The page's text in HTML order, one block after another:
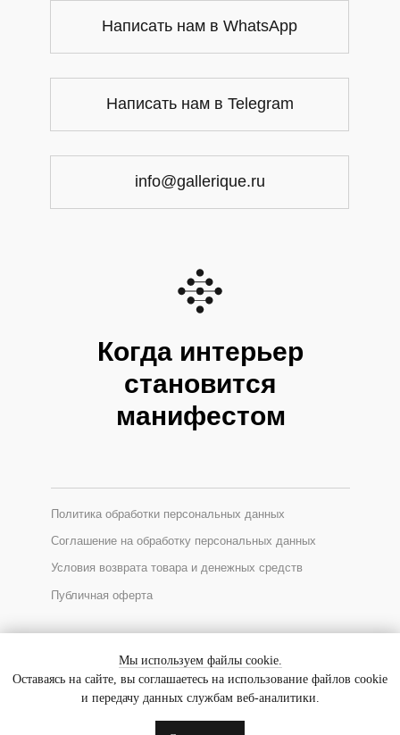
*Соцсеть Instagram запрещена в России, принадлежит Meta
Публичная оферта
Условия возврата товара и денежных средств
Соглашение на обработку персональных данных
Политика обработки персональных данных
Когда интерьер
становится
манифестом
Написать нам в WhatsApp
info@gallerique.ru
Написать нам в Telegram
ИП Ходакова Евгения Уткировна
Мы используем файлы cookie.
Оставаясь на сайте, вы соглашаетесь на использование файлов cookie
и передачу данных службам веб-аналитики.